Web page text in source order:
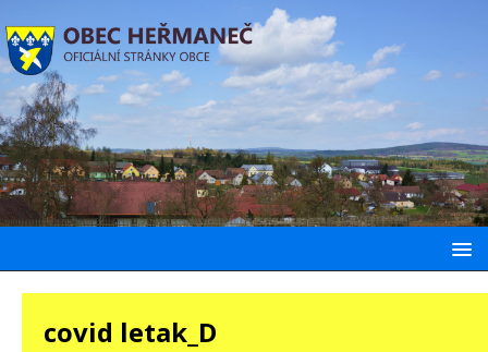
covid letak_D